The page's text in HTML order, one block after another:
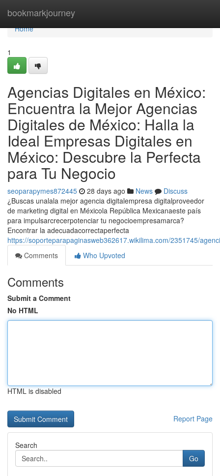
bookmarkjourney
Home
Home
1
Agencias Digitales en México:
Encuentra la Mejor Agencias
Digitales de México: Halla la
Ideal Empresas Digitales en
México: Descubre la Perfecta
para Tu Negocio
seoparapymes872445 28 days ago News
Discuss
¿Buscas unalala mejor agencia digitalempresa digitalproveedor
de marketing digital en Méxicola República Mexicanaeste país
para impulsarcrecerpotenciar tu negocioempresamarca?
Encontrar la adecuadacorrectaperfecta
https://soporteparapaginasweb362617.wikilima.com/2351745/
Comments
Who Upvoted
Comments
Submit a Comment
No HTML
HTML is disabled
Report Page
Search
Go